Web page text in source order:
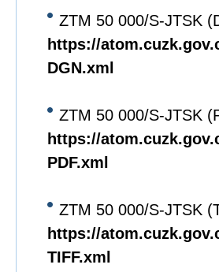
ZTM 50 000/S-JTSK
https://
DGN.xml
ZTM 50 000/S-JTSK
https://
PDF.xml
ZTM 50 000/S-JTSK
https://
TIFF.xml